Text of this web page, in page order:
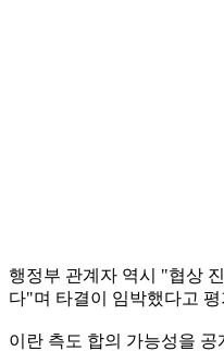
행정부 관계자 역시 "협상
다"며 타결이 임박했다고 평
이란 측도 합의 가능성을